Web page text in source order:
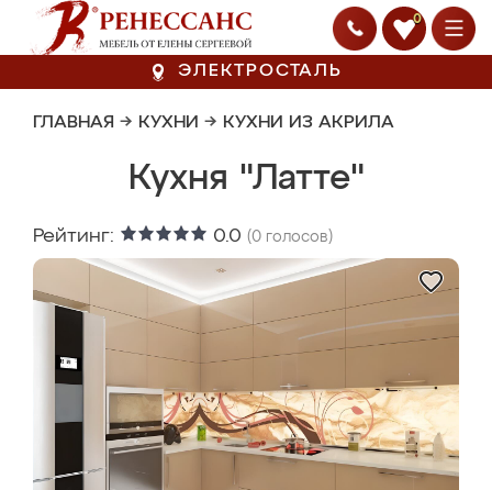
0
ЭЛЕКТРОСТАЛЬ
ГЛАВНАЯ → КУХНИ → КУХНИ ИЗ АКРИЛА
Кухня "Латте"
Рейтинг: 0.0 (0 голосов)